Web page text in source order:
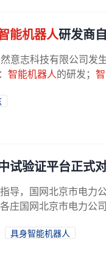
能机器人研发商
意志科技有限公司发
智能机器人的研发；
试验证平台正式
导，国网北京市电力
庄国网北京市电力公
具身智能机器人